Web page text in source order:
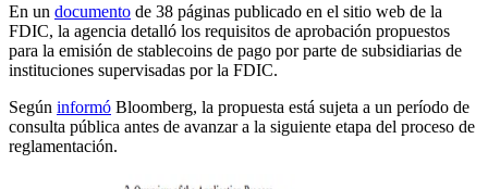
En un documento de 38 páginas publicado en el sitio web de la
FDIC, la agencia detalló los requisitos de aprobación propuestos
para la emisión de stablecoins de pago por parte de subsidiarias de
instituciones supervisadas por la FDIC.
Según informó Bloomberg, la propuesta está sujeta a un período de
consulta pública antes de avanzar a la siguiente etapa del proceso de
reglamentación.